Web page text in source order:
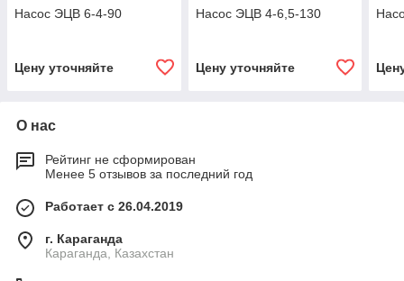
Насос ЭЦВ 6-4-90
Цену уточняйте
Насос ЭЦВ 4-6,5-130
Цену уточняйте
О нас
Рейтинг не сформирован
Менее 5 отзывов за последний год
Работает с 26.04.2019
г. Караганда
Караганда, Казахстан